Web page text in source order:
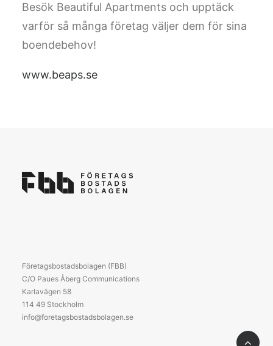
Besök Beautiful Apartments och upptäck
varför så många företag väljer dem för sina
boendebehov!
www.beaps.se
Företagsbostadsbolagen (FBB)
C/O Paues Åberg Communications
Karlavägen 58
114 49 Stockholm
info@foretagsbostadsbolagen.se